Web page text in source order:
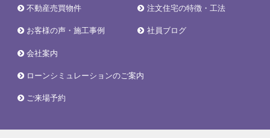
不動産売買物件 注文住宅の特徴・工法
お客様の声・施工事例 社員ブログ
会社案内
ローンシミュレーションのご案内
ご来場予約